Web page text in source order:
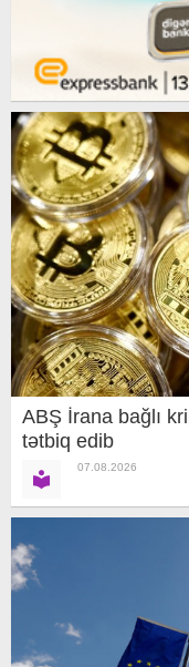
ABŞ İrana bağlı
tətbiq edib
07.08.2026